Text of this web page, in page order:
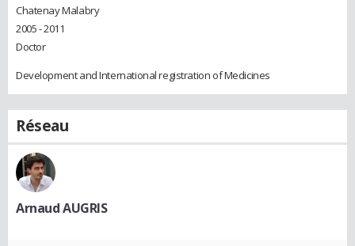
Chatenay Malabry
2005 - 2011
Doctor
Development and International registration of Medicines
Réseau
Arnaud AUGRIS